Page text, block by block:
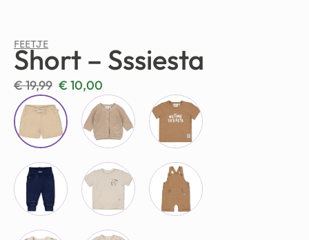
FEETJE
Short – Sssiesta
€19,99 € 10,00